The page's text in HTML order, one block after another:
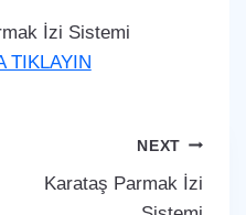
İzi Sistemi
TIKLAYIN
NEXT
Karataş Parmak İzi